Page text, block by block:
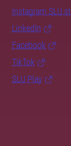
Instagram
LinkedIn
Facebook
TikTok
SLU Play